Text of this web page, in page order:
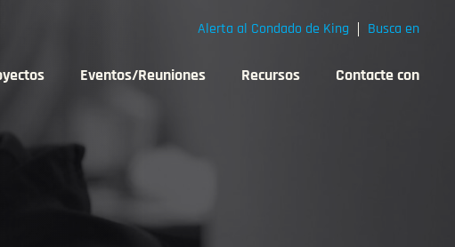
Eventos/Reuniones Recursos Contacte con
Alerta al Condado de King Busca en